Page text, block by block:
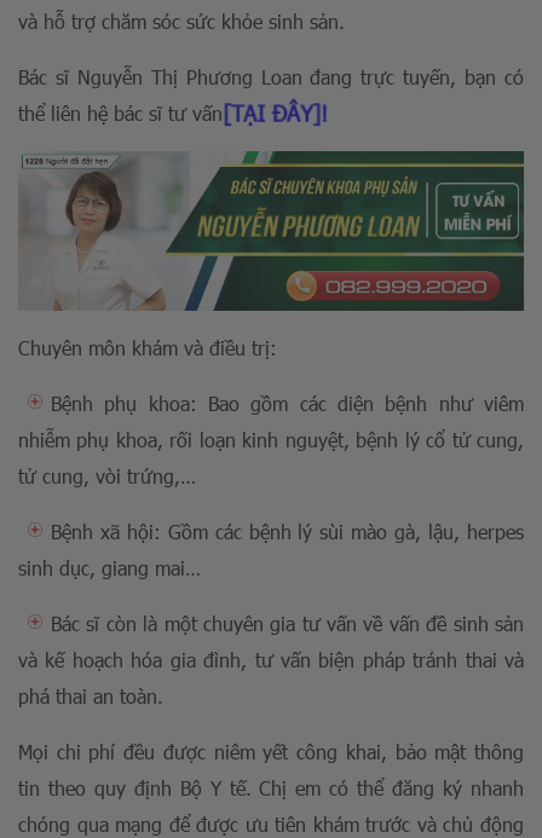
và hỗ trợ chăm sóc sức khỏe sinh sản.
Bác sĩ Nguyễn Thị Phương Loan đang trực tuyến, bạn có
thể liên hệ bác sĩ tư vấn[TẠI ĐÂY]!
Chuyên môn khám và điều trị:
Bệnh phụ khoa: Bao gồm các diện bệnh như viêm
nhiễm phụ khoa, rối loạn kinh nguyệt, bệnh lý cổ tử cung,
tử cung, vòi trứng,…
Bệnh xã hội: Gồm các bệnh lý sùi mào gà, lậu, herpes
sinh dục, giang mai…
Bác sĩ còn là một chuyên gia tư vấn về vấn đề sinh sản
và kế hoạch hóa gia đình, tư vấn biện pháp tránh thai và
phá thai an toàn.
Mọi chi phí đều được niêm yết công khai, bảo mật thông
tin theo quy định Bộ Y tế. Chị em có thể đăng ký nhanh
chóng qua mạng để được ưu tiên khám trước và chủ động